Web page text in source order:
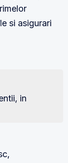
si asigurari
in